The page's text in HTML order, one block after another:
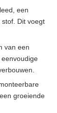
een
Dit voegt
van een
groeiende